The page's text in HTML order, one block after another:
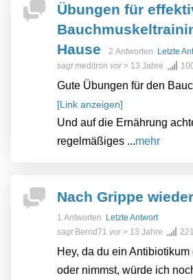
Übungen für
Hause
2 Antworten
Letzte
sagt meditron vor> 13 Jahre
Gute Übungen für den
[Link anzeigen]
Und auf die Ernährung
regelmäßiges ...mehr
Nach Grippe
1 Antworten
Letzte Antwort
sagt Bernd71 vor> 13 Jahre 221
Hey, da du ein
oder nimmst, würde ich